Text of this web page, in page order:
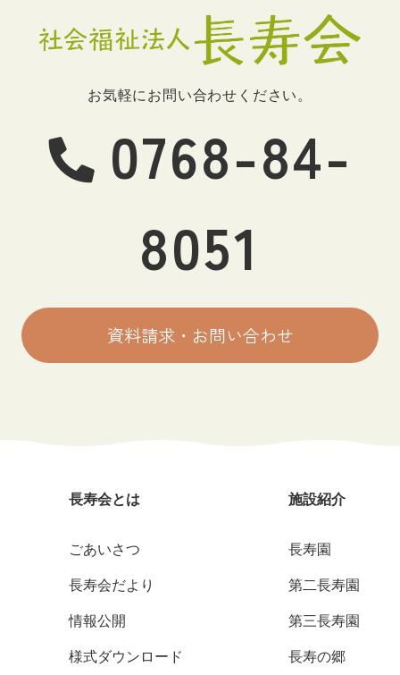
お気軽にお問い合わせください。
0768-84-
8051
資料請求・お問い合わせ
長寿会とは
ごあいさつ
長寿会だより
情報公開
様式ダウンロード
施設紹介
長寿園
第二長寿園
第三長寿園
長寿の郷